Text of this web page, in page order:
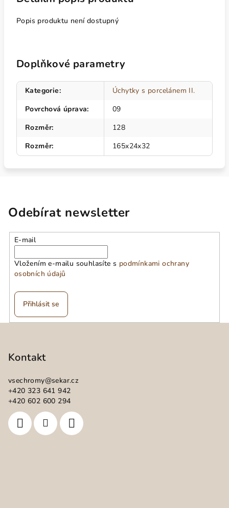
Popis produktu není dostupný
Doplňkové parametry
Kategorie:
Úchytky s porcelánem II.
Povrchová úprava:
09
Rozměr:
128
Rozměr: 165x24x32
Odebírat newsletter
E-mail
Vložením e-mailu souhlasíte s podmínkami ochrany
osobních údajů
Přihlásit se
Kontakt
vsechromy@sekar.cz
+420 323 641 942
+420 602 600 294